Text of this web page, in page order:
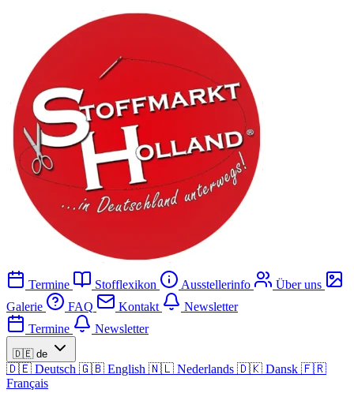
Termine Stofflexikon Ausstellerinfo
Über uns
Galerie
FAQ Kontakt
Newsletter
Termine
Newsletter
🇩🇪 de
🇩🇪 Deutsch 🇬🇧 English 🇳🇱 Nederlands 🇩🇰 Dansk 🇫🇷
Français